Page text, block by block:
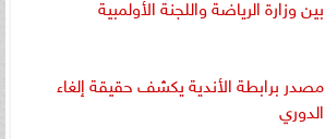
بين وزارة الرياضة واللجنة الأولمبية
مصدر برابطة الأندية يكشف حقيقة إلغاء
الدوري